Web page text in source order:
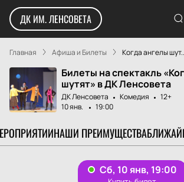
ДК ИМ. ЛЕНСОВЕТА
Главная Афиша и Билеты Когда ангелы
Билеты на спектакль
шутят» в ДК Ленсовета
ДК Ленсовета Комедия
12+
10 янв.
19:00
НАШИ ПРЕИМУЩЕСТВА